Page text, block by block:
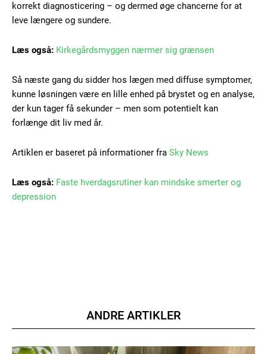
100DKK
Praesent euismod ac
Ut mollis pellentesque tortor
Nullam eu erat condimentum
Donec quis est ac felis
YEARLY PRICING MONTHLY PRICING
korrekt diagnosticering – og dermed øge chancerne for at
leve længere og sundere.
Læs også: Kirkegårdsmyggen nærmer sig grænsen
Så næste gang du sidder hos lægen med diffuse symptomer,
kunne løsningen være en lille enhed på brystet og en analyse,
der kun tager få sekunder – men som potentielt kan
forlænge dit liv med år.
Artiklen er baseret på informationer fra Sky News
Læs også: Faste hverdagsrutiner kan mindske smerter og
depression
ANDRE ARTIKLER